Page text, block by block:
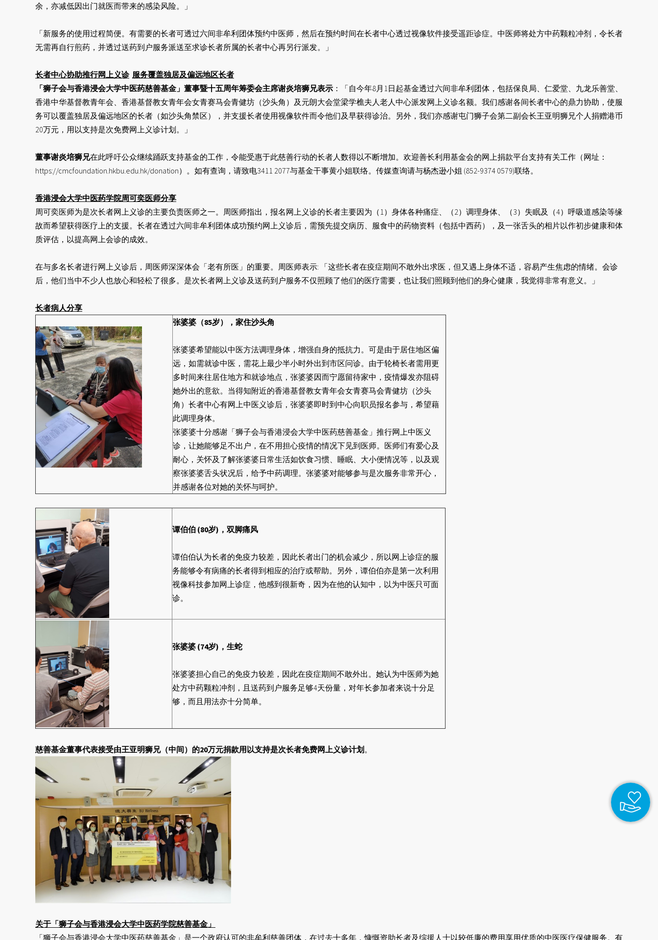
余，亦减低因出门就医而带来的感染风险。」
「新服务的使用过程简便。有需要的长者可透过六间非牟利团体预约中医师，然后在预约时间在长者中心透过视像软件接受遥距诊症。中医师将处方中药颗粒冲剂，令长者
无需再自行煎药，并透过送药到户服务派送至求诊长者所属的长者中心再另行派发。」
长者中心协助推行网上义诊 服务覆盖独居及偏远地区长者
「狮子会与香港浸会大学中医药慈善基金」董事暨十五周年筹委会主席谢炎培狮兄表示 ：「自今年8月1日起基金透过六间非牟利团体，包括保良局、仁爱堂、九龙乐善堂、
香港中华基督教青年会、香港基督教女青年会女青赛马会青健坊（沙头角）及元朗大会堂梁学樵夫人老人中心派发网上义诊名额。我们感谢各间长者中心的鼎力协助，使服
务可以覆盖独居及偏远地区的长者（如沙头角禁区），并支援长者使用视像软件而令他们及早获得诊治。另外，我们亦感谢屯门狮子会第二副会长王亚明狮兄个人捐赠港币
20万元，用以支持是次免费网上义诊计划。」
董事谢炎培狮兄在此呼吁公众继续踊跃支持基金的工作，令能受惠于此慈善行动的长者人数得以不断增加。欢迎善长利用基金会的网上捐款平台支持有关工作（网址：
https://cmcfoundation.hkbu.edu.hk/donation）。如有查询，请致电3411 2077与基金干事黄小姐联络。传媒查询请与杨杰逊小姐 (852-9374 0579)联络。
香港浸会大学中医药学院周可奕医师分享
周可奕医师为是次长者网上义诊的主要负责医师之一。周医师指出，报名网上义诊的长者主要因为（1）身体各种痛症、（2）调理身体、（3）失眠及（4）呼吸道感染等缘
故而希望获得医疗上的支援。长者在透过六间非牟利团体成功预约网上义诊后，需预先提交病历、服食中的药物资料（包括中西药），及一张舌头的相片以作初步健康和体
质评估，以提高网上会诊的成效。
在与多名长者进行网上义诊后，周医师深深体会「老有所医」的重要。周医师表示: 「这些长者在疫症期间不敢外出求医，但又遇上身体不适，容易产生焦虑的情绪。会诊
后，他们当中不少人也放心和轻松了很多。是次长者网上义诊及送药到户服务不仅照顾了他们的医疗需要，也让我们照顾到他们的身心健康，我觉得非常有意义。」
长者病人分享
张婆婆（85岁），家住沙头角
张婆婆希望能以中医方法调理身体，增强自身的抵抗力。可是由于居住地区偏
远，如需就诊中医，需花上最少半小时外出到市区问诊。由于轮椅长者需用更
多时间来往居住地方和就诊地点，张婆婆因而宁愿留待家中，疫情爆发亦阻碍
她外出的意欲。当得知附近的香港基督教女青年会女青赛马会青健坊（沙头
角）长者中心有网上中医义诊后，张婆婆即时到中心向职员报名参与，希望藉
此调理身体。
张婆婆十分感谢「狮子会与香港浸会大学中医药慈善基金」推行网上中医义
诊，让她能够足不出户，在不用担心疫情的情况下见到医师。医师们有爱心及
耐心，关怀及了解张婆婆日常生活如饮食习惯、睡眠、大小便情况等，以及观
察张婆婆舌头状况后，给予中药调理。张婆婆对能够参与是次服务非常开心，
并感谢各位对她的关怀与呵护。
谭伯伯 (80岁)，双脚痛风
谭伯伯认为长者的免疫力较差，因此长者出门的机会减少，所以网上诊症的服
务能够令有病痛的长者得到相应的治疗或帮助。另外，谭伯伯亦是第一次利用
视像科技参加网上诊症，他感到很新奇，因为在他的认知中，以为中医只可面
诊。
张婆婆 (74岁)，生蛇
张婆婆担心自己的免疫力较差，因此在疫症期间不敢外出。她认为中医师为她
处方中药颗粒冲剂，且送药到户服务足够4天份量，对年长参加者来说十分足
够，而且用法亦十分简单。
慈善基金董事代表接受由王亚明狮兄（中间）的20万元捐款用以支持是次长者免费网上义诊计划。
关于「狮子会与香港浸会大学中医药学院慈善基金」
「狮子会与香港浸会大学中医药慈善基金」是一个政府认可的非牟利慈善团体，在过去十多年，慷慨资助长者及综援人士以较低廉的费用享用优质的中医医疗保健服务。有